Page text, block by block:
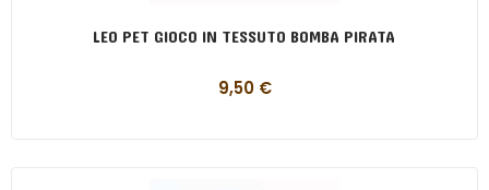
LEO PET GIOCO IN TESSUTO BOMBA PIRATA
9,50 €